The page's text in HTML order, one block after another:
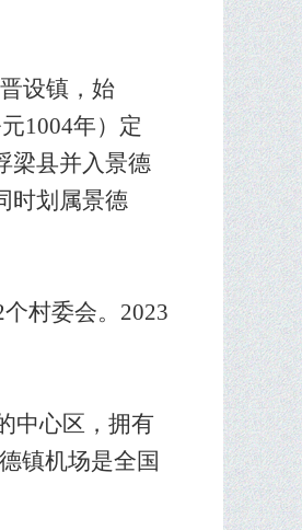
设镇，始
1004年）定
梁县并入景德
时划属景德
村委会。2023
中心区，拥有
镇机场是全国